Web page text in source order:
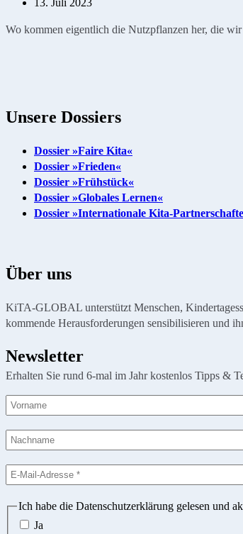
Wo kommen eigentlich die Nutzpflanzen her, die
Unsere Dossiers
Dossier »Faire Kita«
Dossier »Frieden«
Dossier »Frühstück«
Dossier »Globales Lernen«
Dossier »Internationale Kita-
Über uns
KiTA-GLOBAL unterstützt Menschen,
kommende Herausforderungen sensibilisieren und
Newsletter
Erhalten Sie rund 6-mal im Jahr kostenlos Tipps &
Ich habe die Datenschutzerklärung gelesen und
Ja